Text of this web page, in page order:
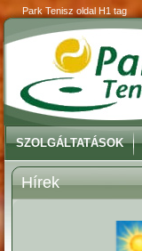
Park Tenisz oldal H1 tag
SZOLGÁLTATÁSOK
Hírek